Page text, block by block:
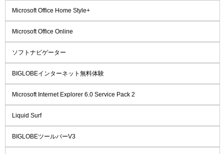
Microsoft Office Home Style+
Microsoft Office Online
ソフトナビゲーター
BIGLOBEインターネット無料体験
Microsoft Internet Explorer 6.0 Service Pack 2
Liquid Surf
BIGLOBEツールバーV3